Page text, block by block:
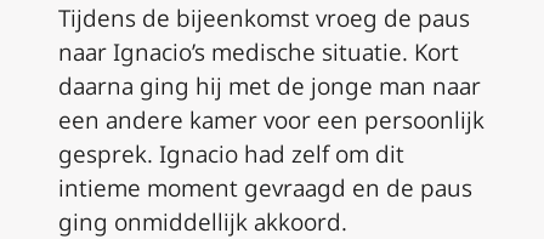
Tijdens de bijeenkomst vroeg de paus
naar Ignacio’s medische situatie. Kort
daarna ging hij met de jonge man naar
een andere kamer voor een persoonlijk
gesprek. Ignacio had zelf om dit
intieme moment gevraagd en de paus
ging onmiddellijk akkoord.